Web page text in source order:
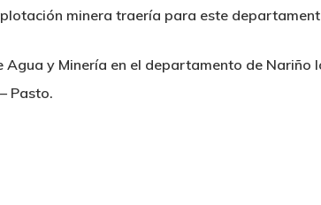
minera traería para este
y Minería en el departamento de Nariño
Pasto.